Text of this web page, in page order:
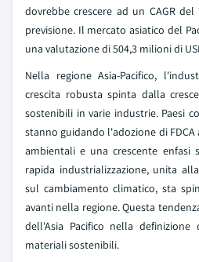
dovrebbe crescere ad un CAGR
previsione. Il mercato asiatico del
una valutazione di 504,3 milioni di
Nella regione Asia-Pacifico,
crescita robusta spinta dalla
sostenibili in varie industrie. Paesi
stanno guidando l'adozione di FDCA
ambientali e una crescente enfasi
rapida industrializzazione, unita
sul cambiamento climatico, sta
avanti nella regione. Questa
dell'Asia Pacifico nella
materiali sostenibili.